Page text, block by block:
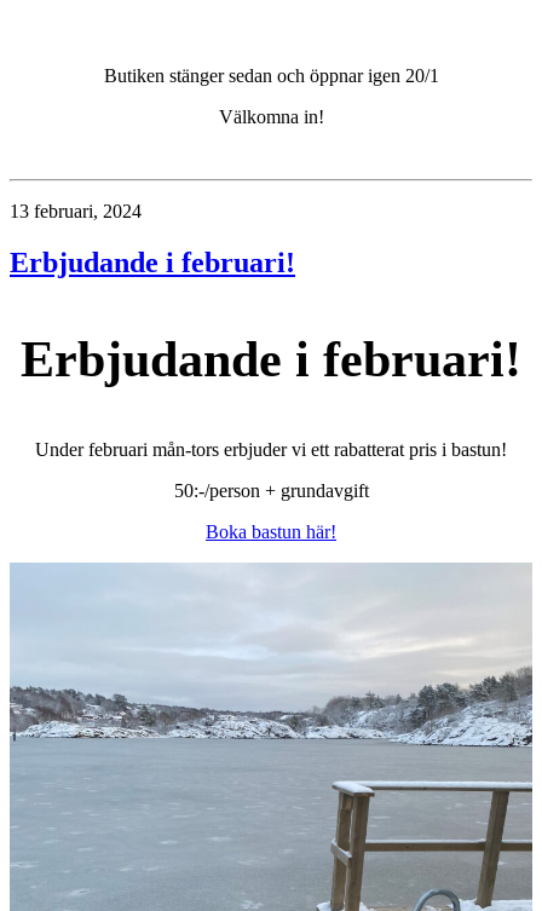
Butiken stänger sedan och öppnar igen 20/1
Välkomna in!
13 februari, 2024
Erbjudande i februari!
Erbjudande i februari!
Under februari mån-tors erbjuder vi ett rabatterat pris i bastun!
50:-/person + grundavgift
Boka bastun här!